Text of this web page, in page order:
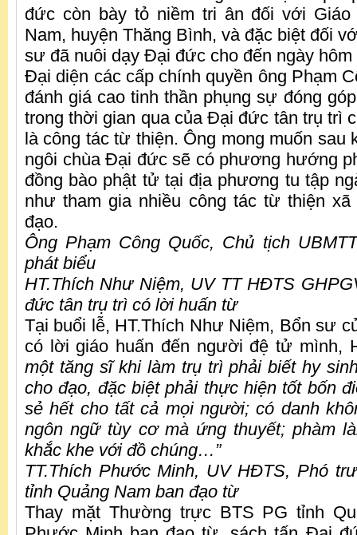
đức còn bày tỏ niềm tri ân đối với Giáo
Nam, huyện Thăng Bình, và đặc biệt đối
sư đã nuôi dạy Đại đức cho đến ngày hôm
Đại diện các cấp chính quyền ông Phạm
đánh giá cao tinh thần phụng sự đóng
trong thời gian qua của Đại đức tân trụ trì
là công tác từ thiện. Ông mong muốn sau
ngôi chùa Đại đức sẽ có phương hướng
đồng bào phật tử tại địa phương tu tập
như tham gia nhiều công tác từ thiện
đạo.
Ông Phạm Công Quốc, Chủ tịch
phát biểu
HT.Thích Như Niệm, UV TT HĐTS
đức tân trụ trì có lời huấn từ
Tại buổi lễ, HT.Thích Như Niệm, Bổn sư
có lời giáo huấn đến người đệ tử mình,
một tăng sĩ khi làm trụ trì phải biết hy
cho đạo, đặc biệt phải thực hiện tốt bốn
sẻ hết cho tất cả mọi người; có danh
ngôn ngữ tùy cơ mà ứng thuyết; phàm
khắc khe với đồ chúng…”
TT.Thích Phước Minh, UV HĐTS, Phó
tỉnh Quảng Nam ban đạo từ
Thay mặt Thường trực BTS PG tỉnh